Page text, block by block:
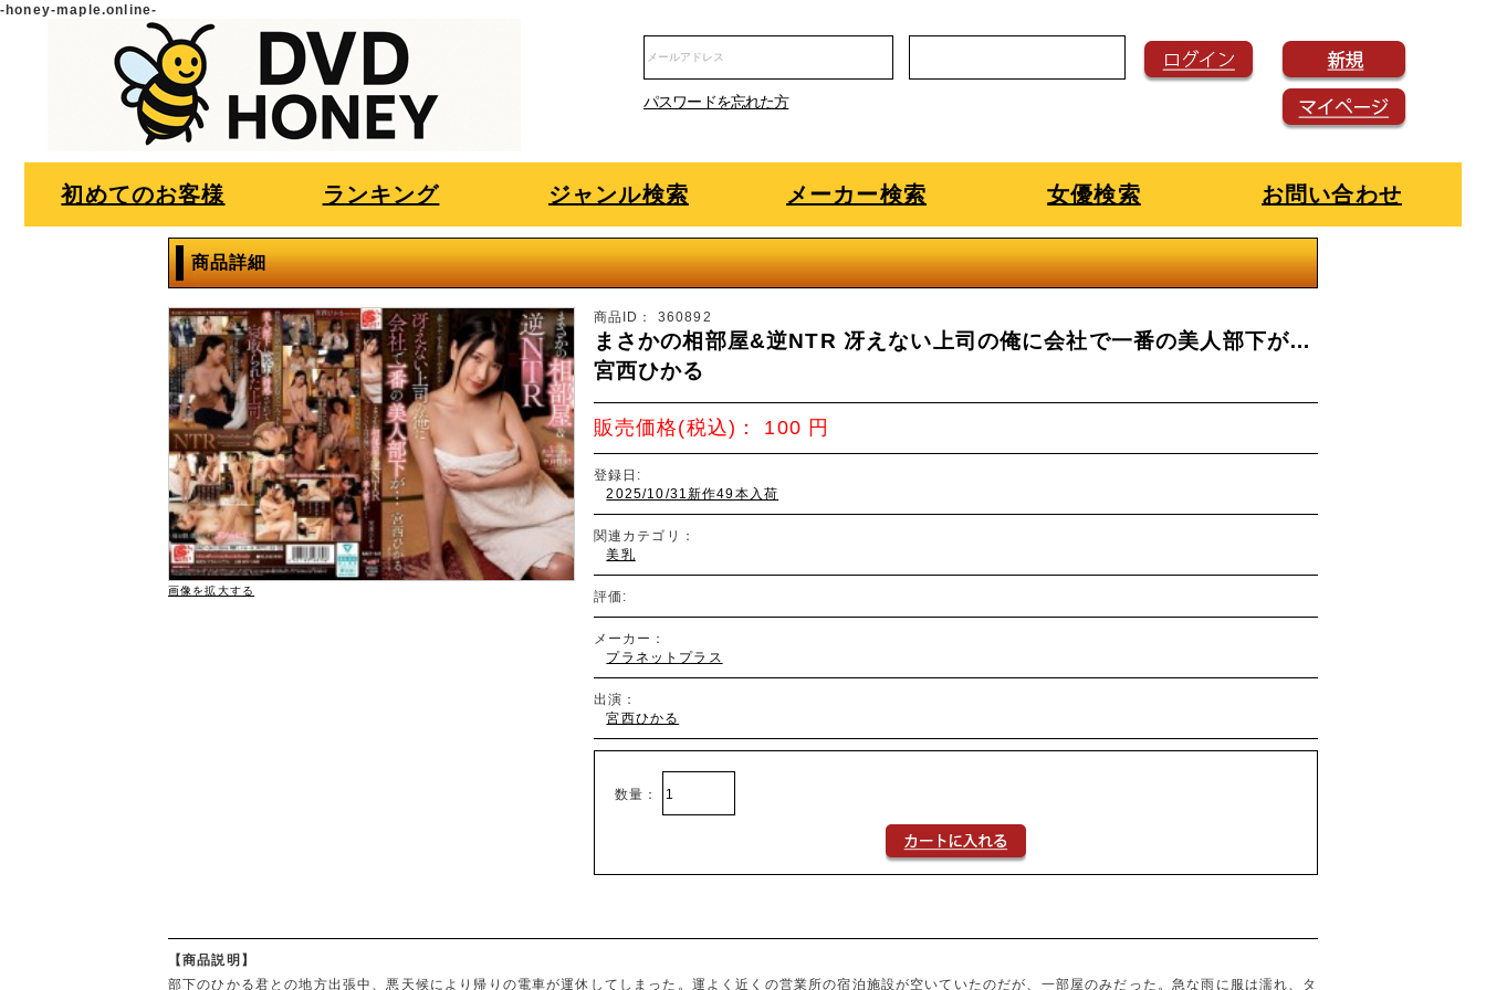
-honey-maple.online-
パスワードを忘れた方
初めてのお客様 ランキング ジャンル検索 メーカー検索 女優検索 お問い合わせ
商品詳細
画像を拡大する
商品ID： 360892
まさかの相部屋&逆NTR 冴えない上司の俺に会社で一番の美人部下が…
宮西ひかる
販売価格(税込)： 100 円
登録日:
2025/10/31新作49本入荷
関連カテゴリ：
美乳
評価:
メーカー：
プラネットプラス
出演：
宮西ひかる
数量：
【商品説明】
部下のひかる君との地方出張中、悪天候により帰りの電車が運休してしまった。運よく近くの営業所の宿泊施設が空いていたのだが、一部屋のみだった。急な雨に服は濡れ、タ